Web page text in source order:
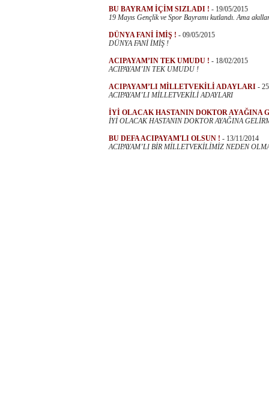
BU BAYRAM İÇİM SIZLADI ! - 19/05/2015
19 Mayıs Gençlik ve Spor Bayramı kutlandı. Ama
DÜNYA FANİ İMİŞ ! - 09/05/2015
DÜNYA FANİ İMİŞ !
ACIPAYAM’IN TEK UMUDU ! - 18/02/2015
ACIPAYAM’IN TEK UMUDU !
ACIPAYAM’LI MİLLETVEKİLİ ADAYLARI -
ACIPAYAM’LI MİLLETVEKİLİ ADAYLARI
İYİ OLACAK HASTANIN DOKTOR AYAĞINA
İYİ OLACAK HASTANIN DOKTOR AYAĞINA
BU DEFA ACIPAYAM'LI OLSUN ! - 13/11/2014
ACIPAYAM’LI BİR MİLLETVEKİLİMİZ NEDEN